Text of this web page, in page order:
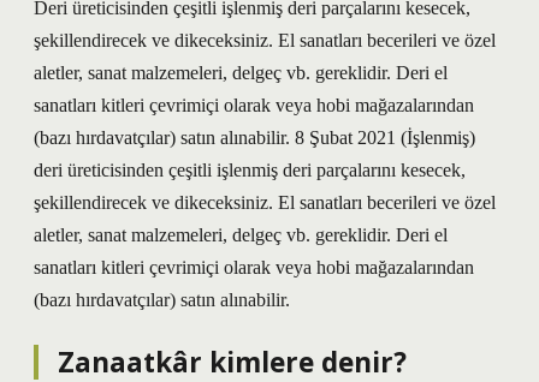
Deri üreticisinden çeşitli işlenmiş deri parçalarını kesecek,
şekillendirecek ve dikeceksiniz. El sanatları becerileri ve özel
aletler, sanat malzemeleri, delgeç vb. gereklidir. Deri el
sanatları kitleri çevrimiçi olarak veya hobi mağazalarından
(bazı hırdavatçılar) satın alınabilir. 8 Şubat 2021 (İşlenmiş)
deri üreticisinden çeşitli işlenmiş deri parçalarını kesecek,
şekillendirecek ve dikeceksiniz. El sanatları becerileri ve özel
aletler, sanat malzemeleri, delgeç vb. gereklidir. Deri el
sanatları kitleri çevrimiçi olarak veya hobi mağazalarından
(bazı hırdavatçılar) satın alınabilir.
Zanaatkâr kimlere denir?